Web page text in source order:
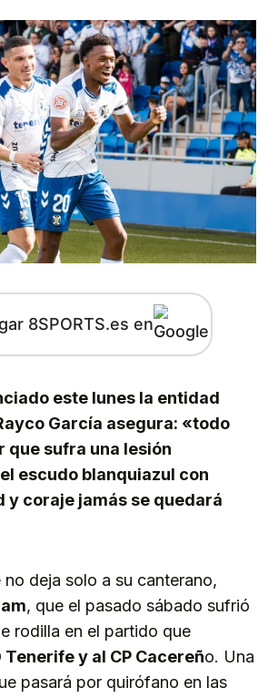
8SPORTS.es en
este lunes la entidad
García asegura: «todo
que sufra una lesión
escudo blanquiazul con
y coraje jamás se quedará
no deja solo a su canterano,
, que el pasado sábado sufrió
rodilla en el partido que
Tenerife y al CP Cacereño. Una
pasará por quirófano en las